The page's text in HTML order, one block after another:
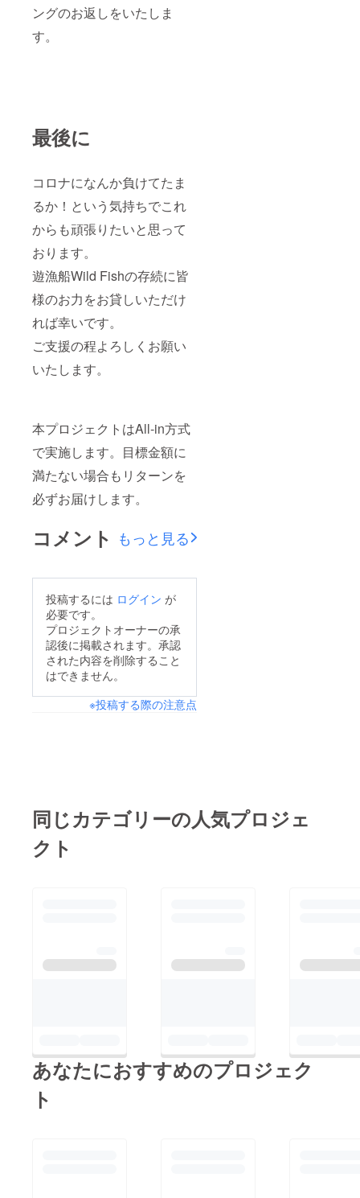
ングのお返しをいたしま
す。
最後に
コロナになんか負けてたま
るか！という気持ちでこれ
からも頑張りたいと思って
おります。
遊漁船Wild Fishの存続に皆
様のお力をお貸しいただけ
れば幸いです。
ご支援の程よろしくお願い
いたします。
本プロジェクトはAll-in方式
で実施します。目標金額に
満たない場合もリターンを
必ずお届けします。
コメント もっと見る
投稿するには ログイン が
必要です。
プロジェクトオーナーの承
認後に掲載されます。承認
された内容を削除すること
はできません。
※投稿する際の注意点
同じカテゴリーの人気プロジェ
クト
あなたにおすすめのプロジェク
ト